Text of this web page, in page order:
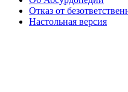
Отказ от
Настольная версия